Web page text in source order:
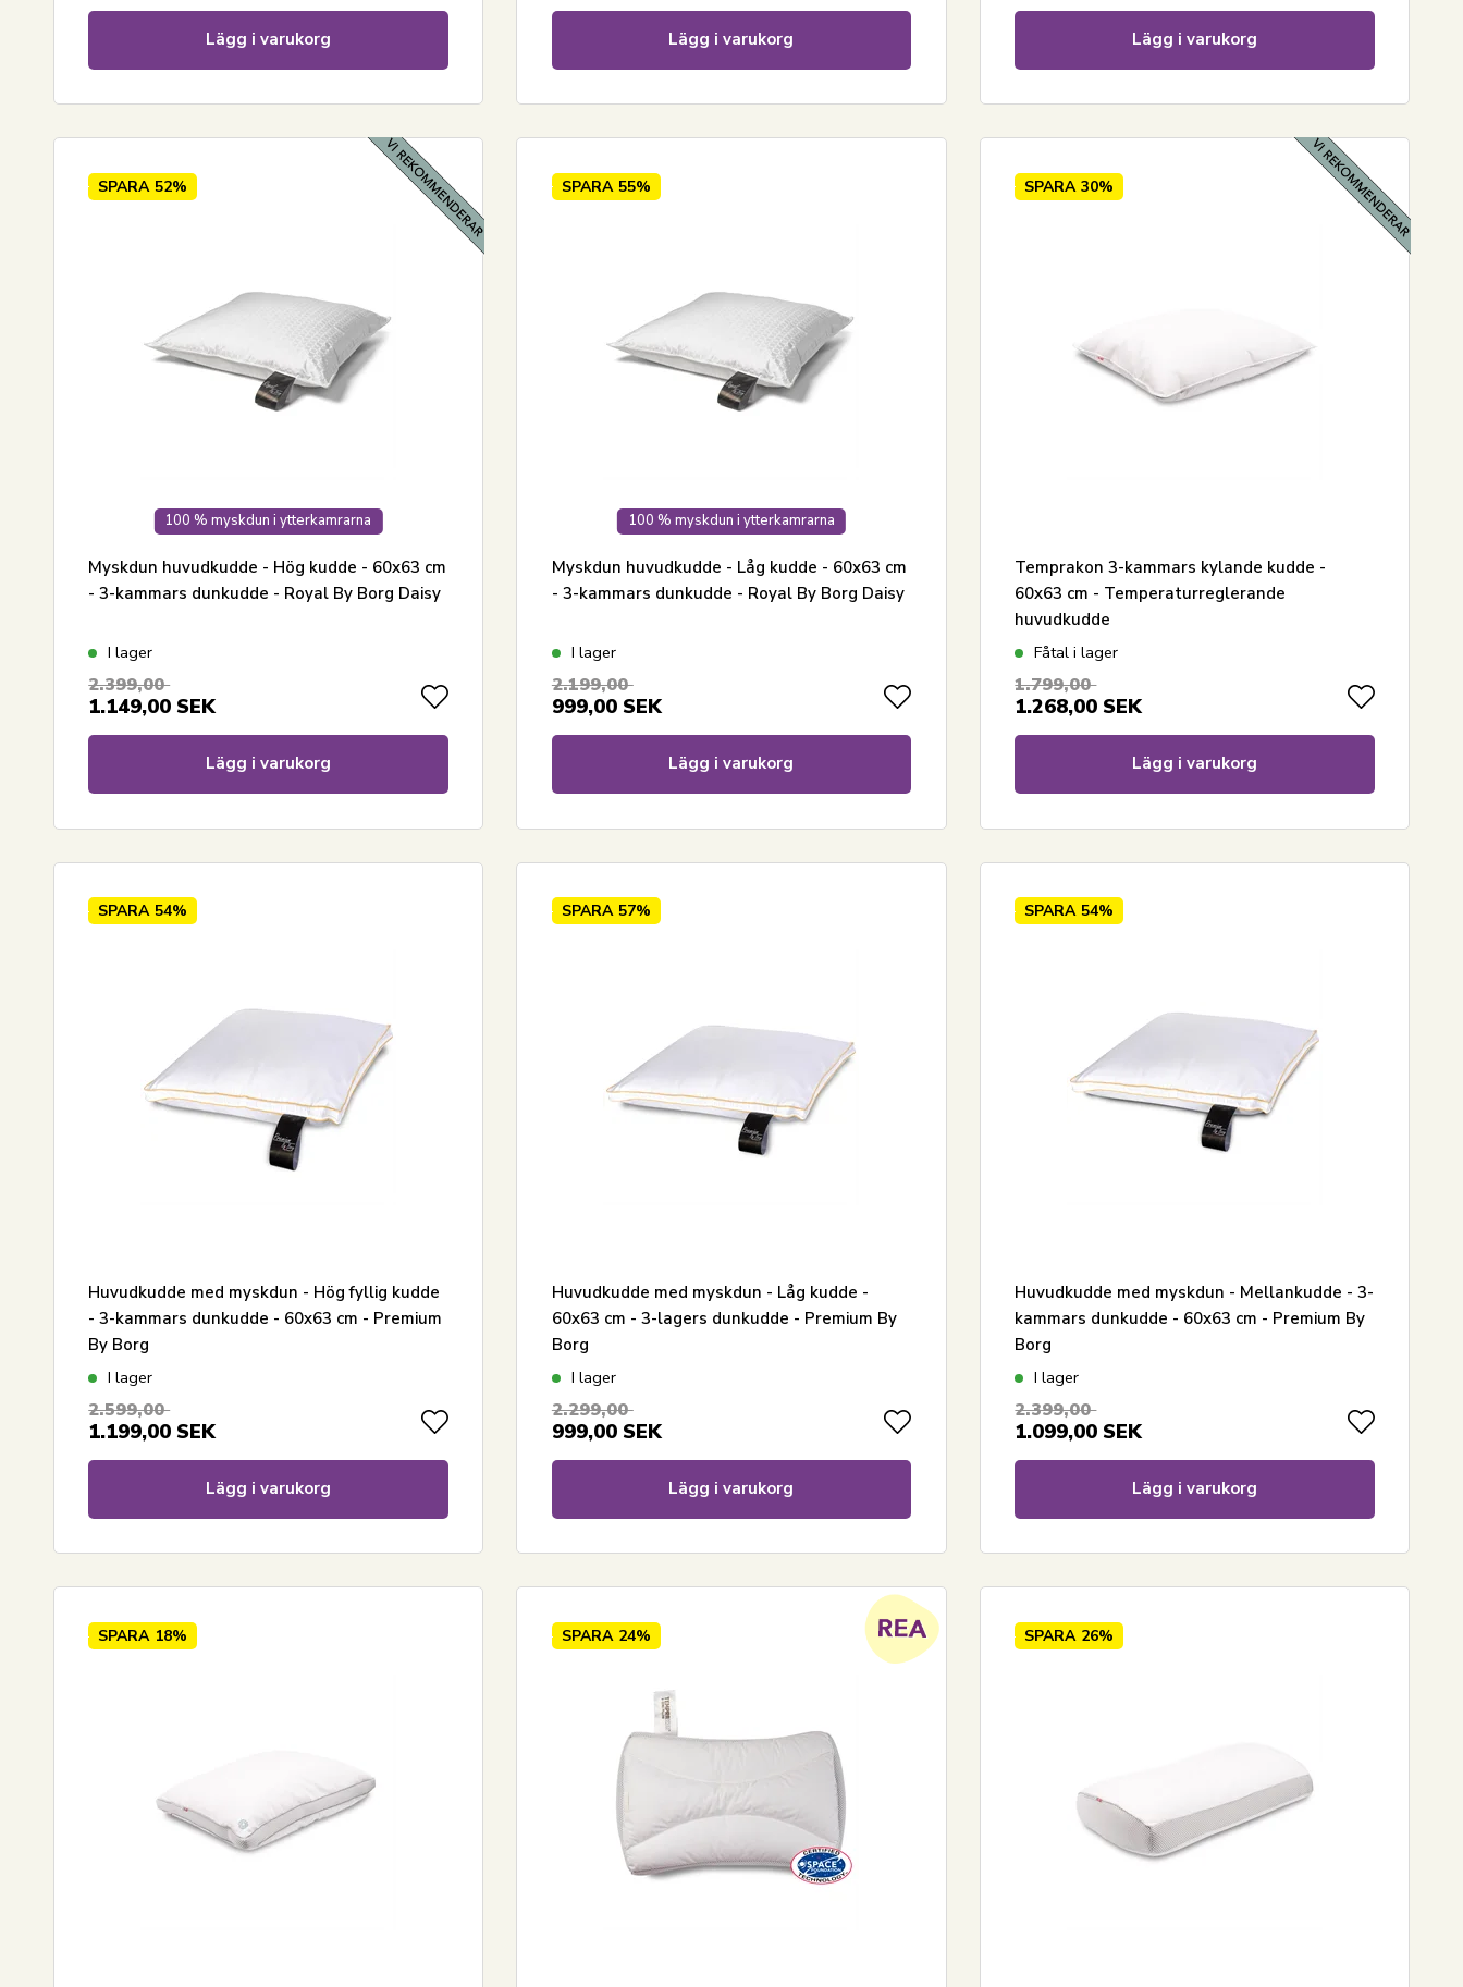
Lägg i varukorg Lägg i varukorg Lägg i varukorg
100 % myskdun i ytterkamrarna
SPARA 52%
Myskdun huvudkudde - Hög kudde - 60x63 cm
- 3-kammars dunkudde - Royal By Borg Daisy
I lager
2.399,00
1.149,00 SEK
Lägg i varukorg
100 % myskdun i ytterkamrarna
SPARA 55%
Myskdun huvudkudde - Låg kudde - 60x63 cm
- 3-kammars dunkudde - Royal By Borg Daisy
I lager
2.199,00
999,00 SEK
Lägg i varukorg
SPARA 30%
Temprakon 3-kammars kylande kudde -
60x63 cm - Temperaturreglerande
huvudkudde
Fåtal i lager
1.799,00
1.268,00 SEK
Lägg i varukorg
SPARA 54%
Huvudkudde med myskdun - Hög fyllig kudde
- 3-kammars dunkudde - 60x63 cm - Premium
By Borg
I lager
2.599,00
1.199,00 SEK
Lägg i varukorg
SPARA 57%
Huvudkudde med myskdun - Låg kudde -
60x63 cm - 3-lagers dunkudde - Premium By
Borg
I lager
2.299,00
999,00 SEK
Lägg i varukorg
SPARA 54%
Huvudkudde med myskdun - Mellankudde - 3-
kammars dunkudde - 60x63 cm - Premium By
Borg
I lager
2.399,00
1.099,00 SEK
Lägg i varukorg
SPARA 18% SPARA 24% SPARA 26%